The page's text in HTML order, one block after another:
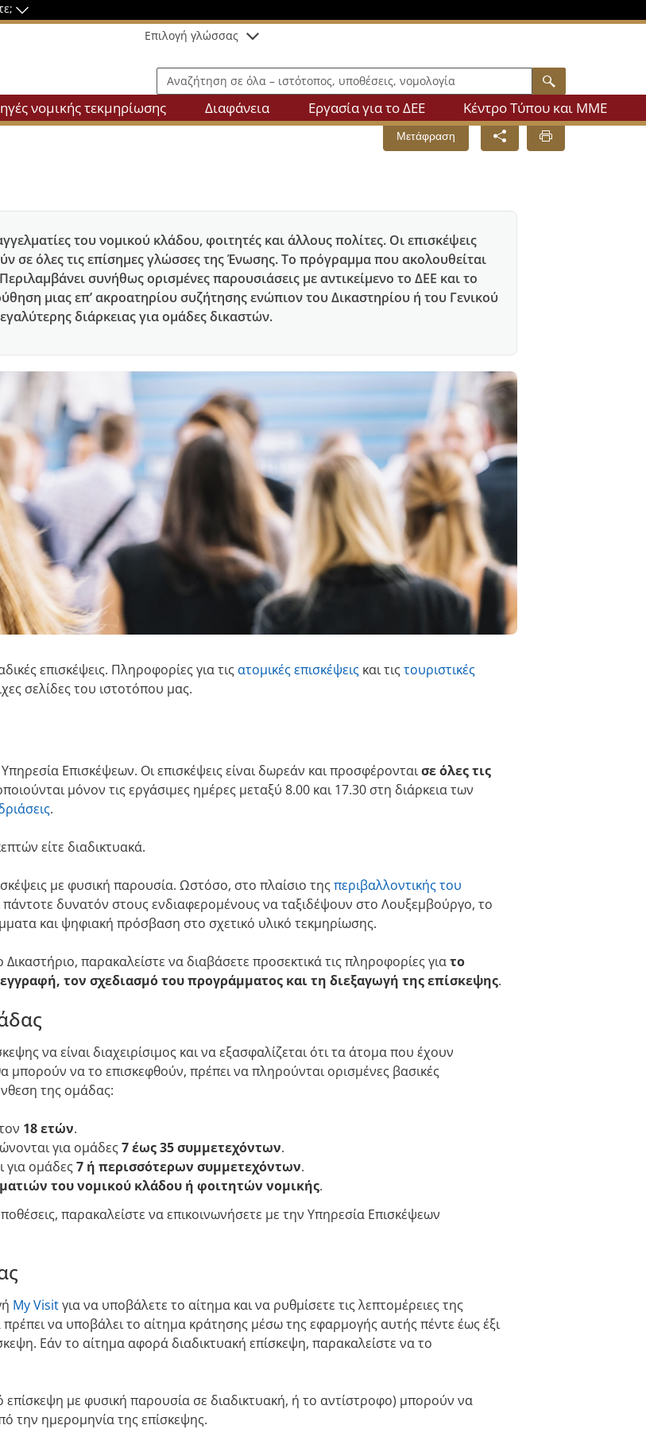
Επιλογή γλώσσας
Αναζήτηση σε όλα – ιστότοπος, υποθέσεις, νομολογία
νομικής τεκμηρίωσης Διαφάνεια Εργασία για το ΔEE Κέντρο Τύπου και ΜΜΕ
Μετάφραση
του νομικού κλάδου, φοιτητές και άλλους πολίτες. Οι επισκέψεις
σε όλες τις επίσημες γλώσσες της Ένωσης. Το πρόγραμμα που ακολουθείται
συνήθως ορισμένες παρουσιάσεις με αντικείμενο το ΔΕΕ και το
μιας επ’ ακροατηρίου συζήτησης ενώπιον του Δικαστηρίου ή του Γενικού
διάρκειας για ομάδες δικαστών.
επισκέψεις. Πληροφορίες για τιςατομικές επισκέψεις και τιςτουριστικές
σελίδες του ιστοτόπου μας.
Υπηρεσία Επισκέψεων. Οι επισκέψεις είναι δωρεάν και προσφέρονταισε όλες τις
μόνον τις εργάσιμες ημέρες μεταξύ 8.00 και 17.30 στη διάρκεια των
.
είτε διαδικτυακά.
με φυσική παρουσία. Ωστόσο, στο πλαίσιο τηςπεριβαλλοντικής του
πάντοτε δυνατόν στους ενδιαφερομένους να ταξιδέψουν στο Λουξεμβούργο, το
και ψηφιακή πρόσβαση στο σχετικό υλικό τεκμηρίωσης.
παρακαλείστε να διαβάσετε προσεκτικά τις πληροφορίες γιατο
τον σχεδιασμό του προγράμματος και τη διεξαγωγή της επίσκεψης.
να είναι διαχειρίσιμος και να εξασφαλίζεται ότι τα άτομα που έχουν
μπορούν να το επισκεφθούν, πρέπει να πληρούνται ορισμένες βασικές
της ομάδας:
18 ετών.
για ομάδες7 έως 35 συμμετεχόντων.
για ομάδες7 ή περισσότερων συμμετεχόντων.
του νομικού κλάδου ή φοιτητών νομικής.
παρακαλείστε να επικοινωνήσετε με την Υπηρεσία Επισκέψεων
My Visitγια να υποβάλετε το αίτημα και να ρυθμίσετε τις λεπτομέρειες της
να υποβάλει το αίτημα κράτησης μέσω της εφαρμογής αυτής πέντε έως έξι
Εάν το αίτημα αφορά διαδικτυακή επίσκεψη, παρακαλείστε να το
επίσκεψη με φυσική παρουσία σε διαδικτυακή, ή το αντίστροφο) μπορούν να
την ημερομηνία της επίσκεψης.